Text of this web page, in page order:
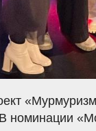
номинации